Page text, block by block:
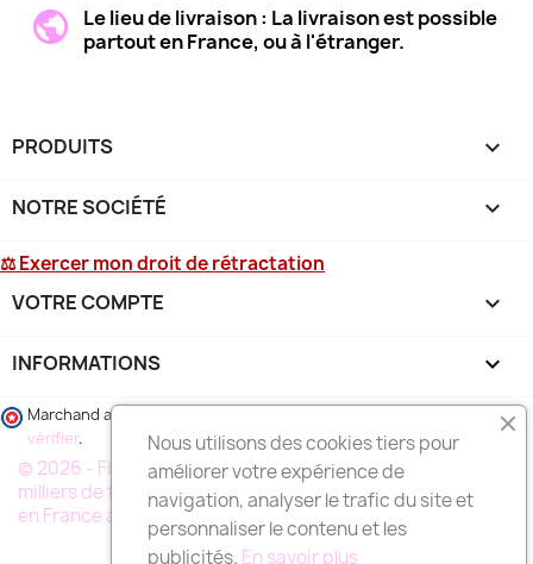
Le lieu de livraison : La livraison est possible
partout en France, ou à l'étranger.
PRODUITS 
NOTRE SOCIÉTÉ 
⚖ Exercer mon droit de rétractation
VOTRE COMPTE 
INFORMATIONS keyboard_arrow_down
Marchand approuvé par la Société des Avis Garantis,
cliquez ici pour
vérifier.
© 2026 - FLEURS DE FLEURISTE®, un reseau de plusieurs
milliers de fleuristes specialistes de la livraison de fleurs
en France à votre service
Nous utilisons des cookies tiers pour
améliorer votre expérience de
navigation, analyser le trafic du site et
personnaliser le contenu et les
publicités. En savoir plus